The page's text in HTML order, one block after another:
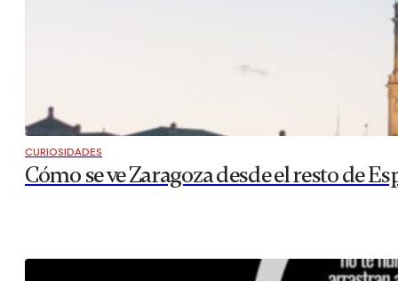
CURIOSIDADES
Cómo se ve Zaragoza desde el resto de